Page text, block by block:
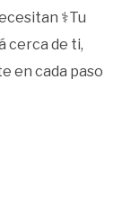
⚕Tu
cerca de ti,
en cada paso